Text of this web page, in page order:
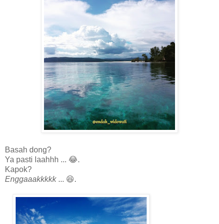
Basah dong?
Ya pasti laahhh ... 😂.
Kapok?
Enggaaakkkkk ... 😆.